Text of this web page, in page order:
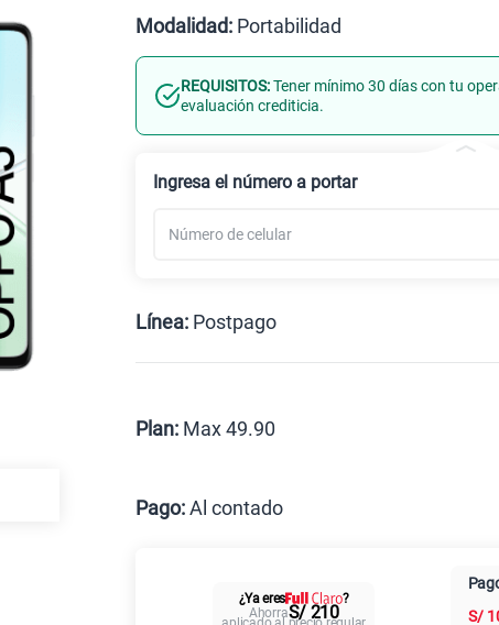
Modalidad: Portabilidad
Línea Nueva Portabilidad
REQUISITOS:Tener mínimo 30 días con tu
evaluación crediticia.
Ingresa el número a portar
Línea: Postpago
Plan: Max 49.90
Pago:Al contado
Cuotas
¿Ya eres
?
AhorraS/ 210
S/